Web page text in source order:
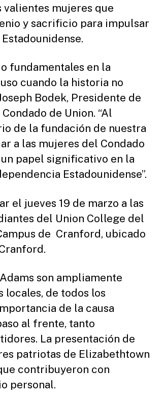
mujeres que
y sacrificio para impulsar
fundamentales en la
cuando la historia no
Bodek, Presidente de
de Union. “Al
de la fundación de nuestra
a las mujeres del Condado
papel significativo en la
Estadounidense”.
el jueves 19 de marzo a las
del Union College del
de Cranford, ubicado
son ampliamente
locales, de todos los
de la causa
al frente, tanto
La presentación de
patriotas de Elizabethtown
contribuyeron con
personal.